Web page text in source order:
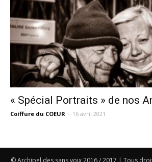
« Spécial Portraits » de nos
Coiffure du COEUR - 16 avril 2021
© Archipel des sans voix 2016 / 2017 | Tous